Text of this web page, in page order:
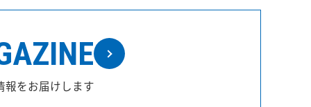
報をお届けします